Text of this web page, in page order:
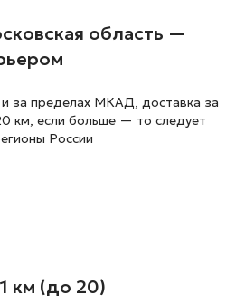
область —
за пределах МКАД, доставка за
км, если больше — то следует
России
км (до 20)